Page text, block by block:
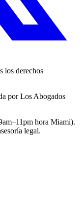
los derechos
porLos Abogados
hora Miami).
legal.